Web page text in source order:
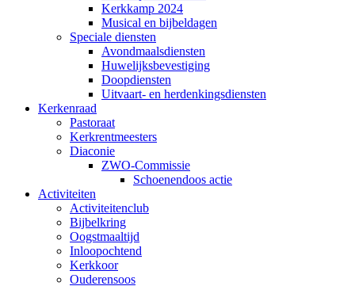
Kerkkamp 2024
Musical en bijbeldagen
Speciale diensten
Avondmaalsdiensten
Huwelijksbevestiging
Doopdiensten
Uitvaart- en herdenkingsdiensten
Kerkenraad
Pastoraat
Kerkrentmeesters
Diaconie
ZWO-Commissie
Schoenendoos actie
Activiteiten
Activiteitenclub
Bijbelkring
Oogstmaaltijd
Inloopochtend
Kerkkoor
Ouderensoos